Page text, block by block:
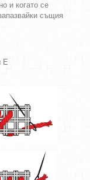
и когато се
същия
E